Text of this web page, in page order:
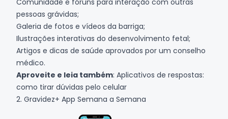
pessoas grávidas;
Galeria de fotos e vídeos da barriga;
Ilustrações interativas do desenvolvimento fetal;
Artigos e dicas de saúde aprovados por um conselho
médico.
Aproveite e leia também: Aplicativos de respostas:
como tirar dúvidas pelo celular
2. Gravidez+ App Semana a Semana